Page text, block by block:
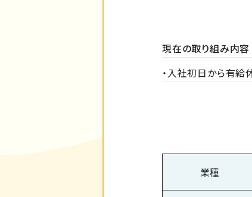
現在の取り組み内容
・入社初日から有給
業種